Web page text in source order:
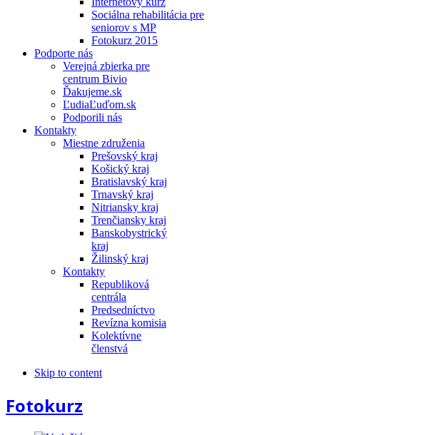
Sociálna rehabilitácia pre
seniorov s MP
Fotokurz 2015
Podporte nás
Verejná zbierka pre
centrum Bivio
Ďakujeme.sk
ĽudiaĽuďom.sk
Podporili nás
Kontakty
Miestne združenia
Prešovský kraj
Košický kraj
Bratislavský kraj
Trnavský kraj
Nitriansky kraj
Trenčiansky kraj
Banskobystrický
kraj
Žilinský kraj
Kontakty
Republiková
centrála
Predsedníctvo
Revízna komisia
Kolektívne
členstvá
Skip to content
Fotokurz